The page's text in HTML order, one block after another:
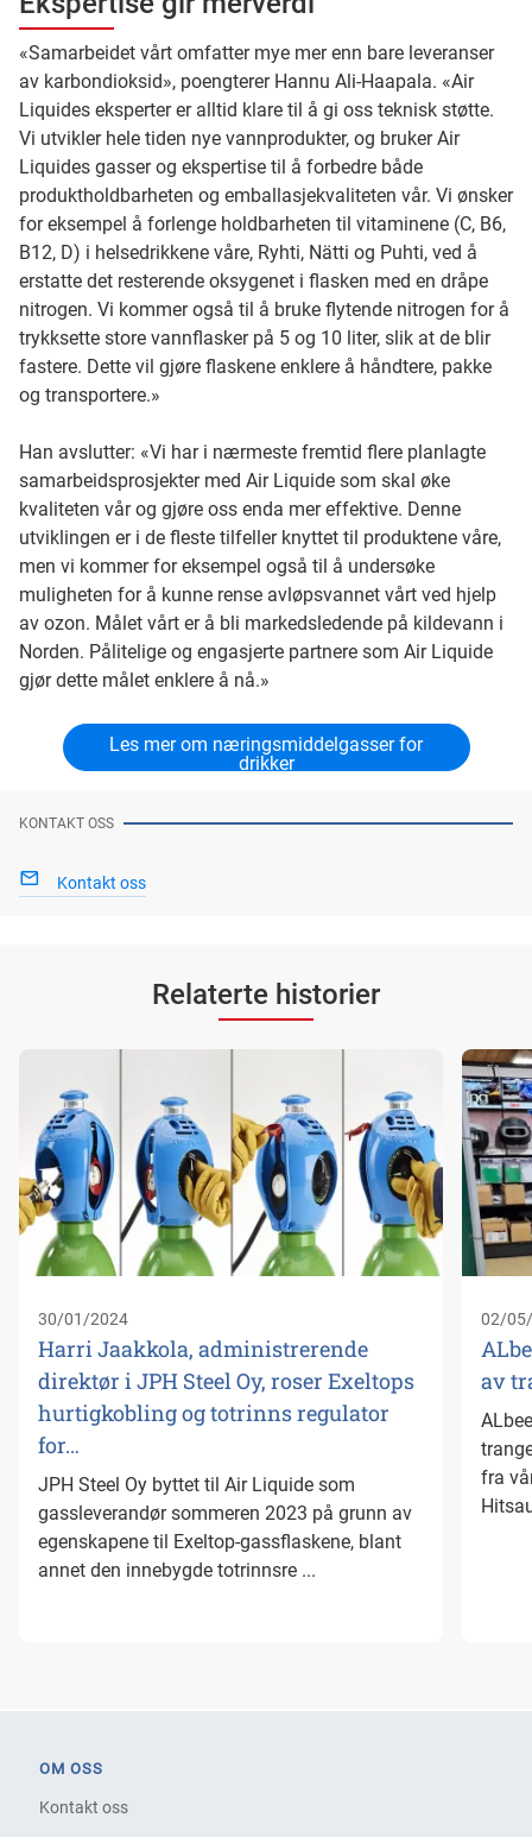
«Samarbeidet vårt omfatter mye mer enn bare leveranser
av karbondioksid», poengterer Hannu Ali-Haapala. «Air
Liquides eksperter er alltid klare til å gi oss teknisk støtte.
Vi utvikler hele tiden nye vannprodukter, og bruker Air
Liquides gasser og ekspertise til å forbedre både
produktholdbarheten og emballasjekvaliteten vår. Vi ønsker
for eksempel å forlenge holdbarheten til vitaminene (C, B6,
B12, D) i helsedrikkene våre, Ryhti, Nätti og Puhti, ved å
erstatte det resterende oksygenet i flasken med en dråpe
nitrogen. Vi kommer også til å bruke flytende nitrogen for å
trykksette store vannflasker på 5 og 10 liter, slik at de blir
fastere. Dette vil gjøre flaskene enklere å håndtere, pakke
og transportere.»
Han avslutter: «Vi har i nærmeste fremtid flere planlagte
samarbeidsprosjekter med Air Liquide som skal øke
kvaliteten vår og gjøre oss enda mer effektive. Denne
utviklingen er i de fleste tilfeller knyttet til produktene våre,
men vi kommer for eksempel også til å undersøke
muligheten for å kunne rense avløpsvannet vårt ved hjelp
av ozon. Målet vårt er å bli markedsledende på kildevann i
Norden. Pålitelige og engasjerte partnere som Air Liquide
gjør dette målet enklere å nå.»
Les mer om næringsmiddelgasser for
drikker
KONTAKT OSS
Kontakt oss
Relaterte historier
30/01/2024
Harri Jaakkola, administrerende
direktør i JPH Steel Oy, roser Exeltops
hurtigkobling og totrinns regulator
for…
JPH Steel Oy byttet til Air Liquide som
gassleverandør sommeren 2023 på grunn av
egenskapene til Exeltop-gassflaskene, blant
annet den innebygde totrinnsre ...
02/
av
fra
OM OSS
Kontakt oss